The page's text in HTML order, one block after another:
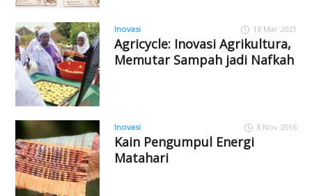
Inovasi 18 Mar 2021
Agricycle: Inovasi Agrikultura,
Memutar Sampah jadi Nafkah
Inovasi 8 Nov 2016
Kain Pengumpul Energi
Matahari